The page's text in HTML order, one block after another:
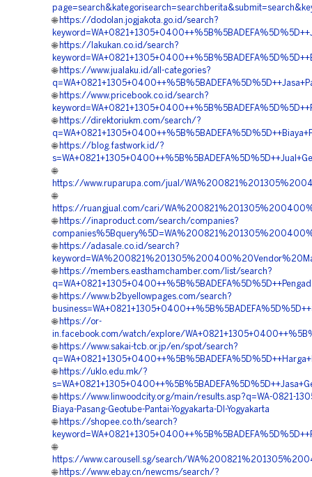
🌐 https://dodolan.jogjakota.go.id/search?
🌐 https://lakukan.co.id/search?
🌐 https://www.jualaku.id/all-categories?
🌐 https://www.pricebook.co.id/search?
🌐 https://direktoriukm.com/search/?
🌐 https://blog.fastwork.id/?
🌐
https://www.ruparupa.com/jual/
🌐
https://ruangjual.com/cari/
🌐 https://inaproduct.com/search/companies?
🌐 https://adasale.co.id/search?
🌐 https://members.easthamchamber.com/list/search?
🌐 https://www.b2byellowpages.com/search?
🌐 https://or-
in.facebook.com/watch/explore/
🌐 https://www.sakai-tcb.or.jp/en/spot/search?
🌐 https://uklo.edu.mk/?
🌐 https://www.linwoodcity.org/main/results.asp?q=WA-0821-
Biaya-Pasang-Geotube-Pantai-Yogyakarta-DI-Yogyakarta
🌐 https://shopee.co.th/search?
🌐
https://www.carousell.sg/search/
🌐 https://www.ebay.cn/newcms/search/?